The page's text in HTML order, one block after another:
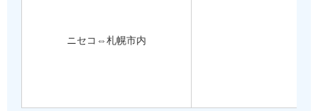
ニセコ⇔札幌市内